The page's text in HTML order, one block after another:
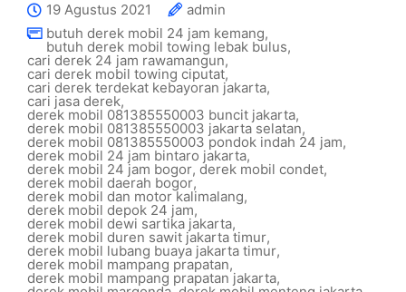
19 Agustus 2021
admin
butuh derek mobil 24 jam kemang,
butuh derek mobil towing lebak bulus,
cari derek 24 jam rawamangun,
cari derek mobil towing ciputat,
cari derek terdekat kebayoran jakarta,
cari jasa derek,
derek mobil 081385550003 buncit jakarta,
derek mobil 081385550003 jakarta selatan,
derek mobil 081385550003 pondok indah 24 jam,
derek mobil 24 jam bintaro jakarta,
derek mobil 24 jam bogor, derek mobil condet,
derek mobil daerah bogor,
derek mobil dan motor kalimalang,
derek mobil depok 24 jam,
derek mobil dewi sartika jakarta,
derek mobil duren sawit jakarta timur,
derek mobil lubang buaya jakarta timur,
derek mobil mampang prapatan,
derek mobil mampang prapatan jakarta,